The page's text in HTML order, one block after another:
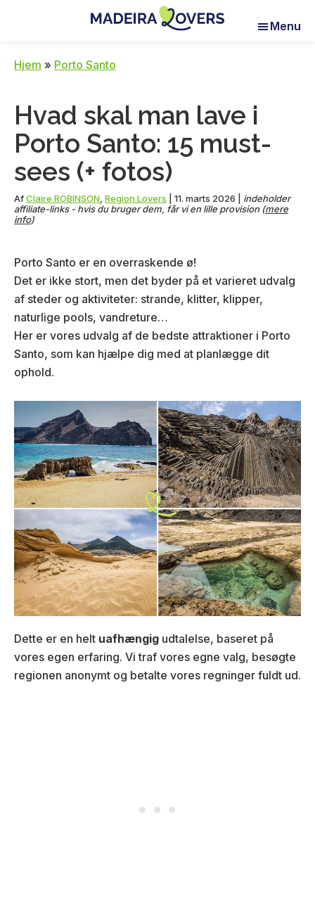
content
sidebar
réveiller
à
Madère
Menu
Hjem » Porto Santo
Hvad skal man lave i
Porto Santo: 15 must-
sees (+ fotos)
AfClaire ROBINSON Region Lovers 11. marts 2026
indeholder
affiliate-links - hvis du bruger dem, får vi en lille provision (mere
info)
Porto Santo er en overraskende ø!
Det er ikke stort, men det byder på et varieret udvalg
af steder og aktiviteter: strande, klitter, klipper,
naturlige pools, vandreture…
Her er vores udvalg af de bedste attraktioner i Porto
Santo, som kan hjælpe dig med at planlægge dit
ophold.
Dette er en helt uafhængig udtalelse, baseret på
vores egen erfaring. Vi traf vores egne valg, besøgte
regionen anonymt og betalte vores regninger fuldt ud.